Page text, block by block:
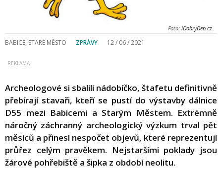
Foto: iDobryDen.cz
BABICE, STARÉ MĚSTO ZPRÁVY 12 / 06 / 2021
Archeologové si sbalili nádobíčko, štafetu definitivně
přebírají stavaři, kteří se pustí do výstavby dálnice
D55 mezi Babicemi a Starým Městem. Extrémně
náročný záchranný archeologický výzkum trval pět
měsíců a přinesl nespočet objevů, které reprezentují
průřez celým pravěkem. Nejstaršími poklady jsou
žárové pohřebiště a šipka z období neolitu.